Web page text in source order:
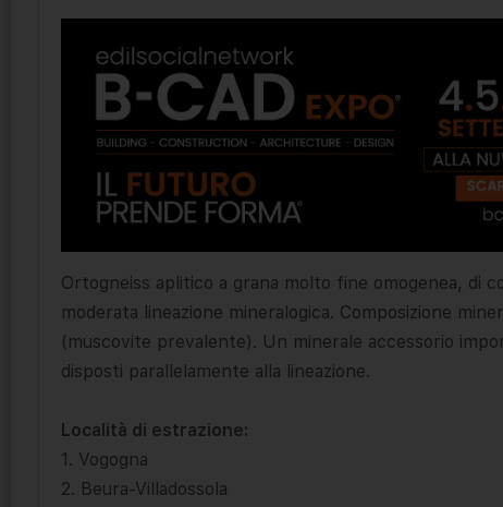
Ortogneiss aplitico a grana molto fine omogenea, di
moderata lineazione mineralogica. Composizione
(muscovite prevalente). Un minerale accessorio
disposti parallelamente alla lineazione.
Località di estrazione:
1. Vogogna
2. Beura-Villadossola